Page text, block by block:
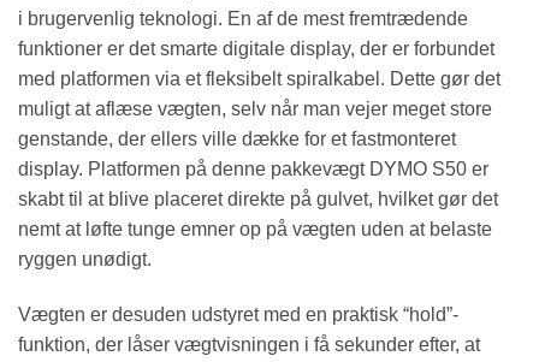
i brugervenlig teknologi. En af de mest fremtrædende
funktioner er det smarte digitale display, der er forbundet
med platformen via et fleksibelt spiralkabel. Dette gør det
muligt at aflæse vægten, selv når man vejer meget store
genstande, der ellers ville dække for et fastmonteret
display. Platformen på denne pakkevægt DYMO S50 er
skabt til at blive placeret direkte på gulvet, hvilket gør det
nemt at løfte tunge emner op på vægten uden at belaste
ryggen unødigt.
Vægten er desuden udstyret med en praktisk “hold”-
funktion, der låser vægtvisningen i få sekunder efter, at